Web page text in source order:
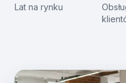
Lat na rynku